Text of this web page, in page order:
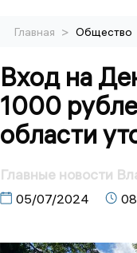
Главная > Общество
Вход на
1000
области
Главные новости
05/07/2024